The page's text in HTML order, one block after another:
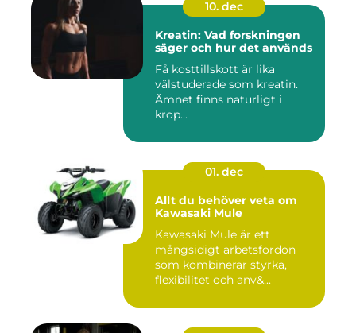
10. dec
Kreatin: Vad forskningen
säger och hur det används
Få kosttillskott är lika
välstuderade som kreatin.
Ämnet finns naturligt i
krop...
01. dec
Allt du behöver veta om
Kawasaki Mule
Kawasaki Mule är ett
mångsidigt arbetsfordon
som kombinerar styrka,
flexibilitet och anv&...